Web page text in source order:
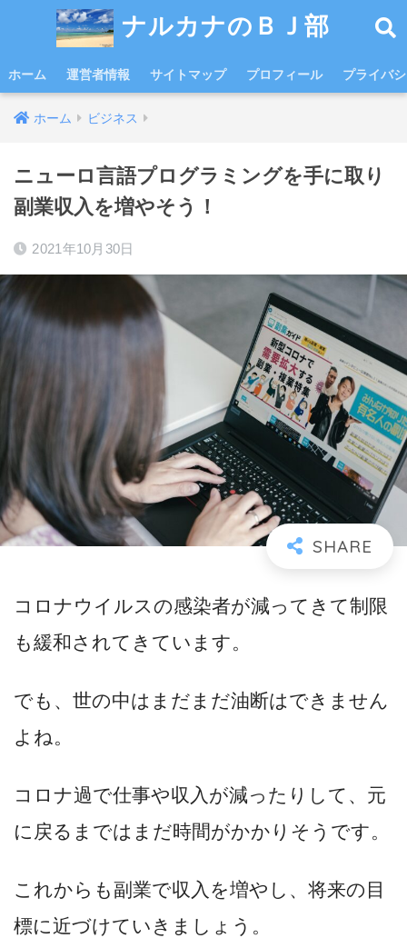
ナルカナのＢＪ部
ホーム 運営者情報 サイトマップ プロフィール プライバ
ホーム ビジネス
ニューロ言語プログラミングを手に取り
副業収入を増やそう！
2021年10月30日
コロナウイルスの感染者が減ってきて制限
も緩和されてきています。
でも、世の中はまだまだ油断はできません
よね。
コロナ過で仕事や収入が減ったりして、元
に戻るまではまだ時間がかかりそうです。
これからも副業で収入を増やし、将来の目
標に近づけていきましょう。